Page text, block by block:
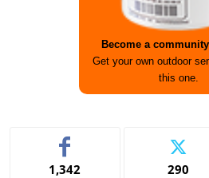
Become a
Get your own outdoor
this one.
1,342 290